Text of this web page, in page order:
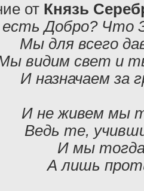
от Князь
Добро? Что
Мы для всего
видим свет и
И назначаем за
И не живем мы
Ведь те,
И мы тогда
А лишь